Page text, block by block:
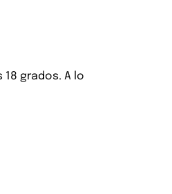
grados. A lo